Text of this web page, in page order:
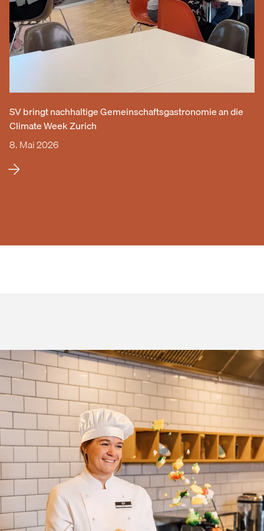
SV bringt nachhaltige Gemeinschaftsgastronomie an die
Climate Week Zurich
8. Mai 2026